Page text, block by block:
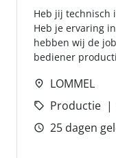
Heb jij technisch
Heb je ervaring
hebben wij de
bediener
LOMMEL
Productie
25 dagen